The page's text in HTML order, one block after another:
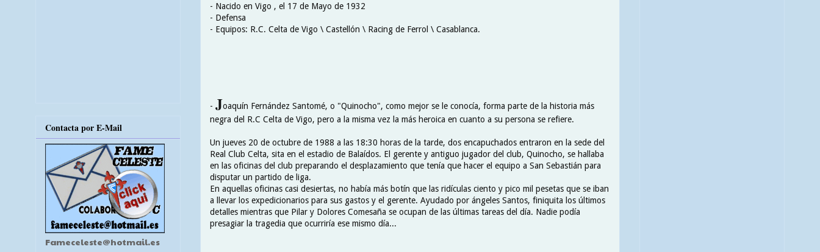
- Nacido en Vigo , el 17 de Mayo de 1932
- Defensa
- Equipos: R.C. Celta de Vigo \ Castellón \ Racing de Ferrol \ Casablanca.
- Joaquín Fernández Santomé, o "Quinocho", como mejor se le conocía, forma parte de la historia más
negra del R.C Celta de Vigo, pero a la misma vez la más heroica en cuanto a su persona se refiere.
Un jueves 20 de octubre de 1988 a las 18:30 horas de la tarde, dos encapuchados entraron en la sede del
Real Club Celta, sita en el estadio de Balaídos. El gerente y antiguo jugador del club, Quinocho, se hallaba
en las oficinas del club preparando el desplazamiento que tenía que hacer el equipo a San Sebastián para
disputar un partido de liga.
En aquellas oficinas casi desiertas, no había más botín que las ridículas ciento y pico mil pesetas que se iban
a llevar los expedicionarios para sus gastos y el gerente. Ayudado por ángeles Santos, finiquita los últimos
detalles mientras que Pilar y Dolores Comesaña se ocupan de las últimas tareas del día. Nadie podía
presagiar la tragedia que ocurriría ese mismo día...
Contacta por E-Mail
Fameceleste@hotmail.es